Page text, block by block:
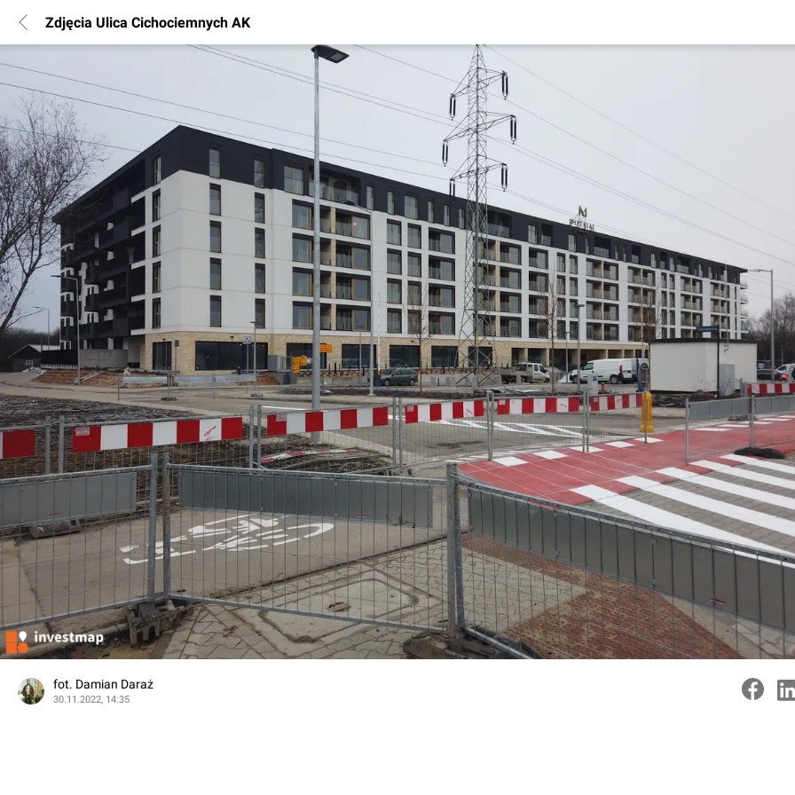
POPULARNE REGIONY
Warszawa
Wrocław
Poznań
Katowice
Lublin
Gdańsk
Łódź Szczecin
INFORMACJE
Regulamin
Polityka Prywatności
Kontakt
Marketing nieruchomości
Zdjęcia Ulica Cichociemnych AK
fot. Damian Daraż
30.11.2022, 14:35